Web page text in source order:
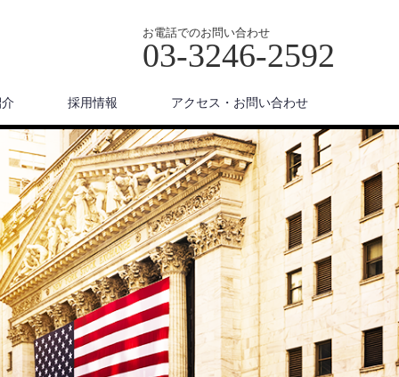
お電話でのお問い合わせ
03-3246-2592
採用情報 アクセス・お問い合わせ